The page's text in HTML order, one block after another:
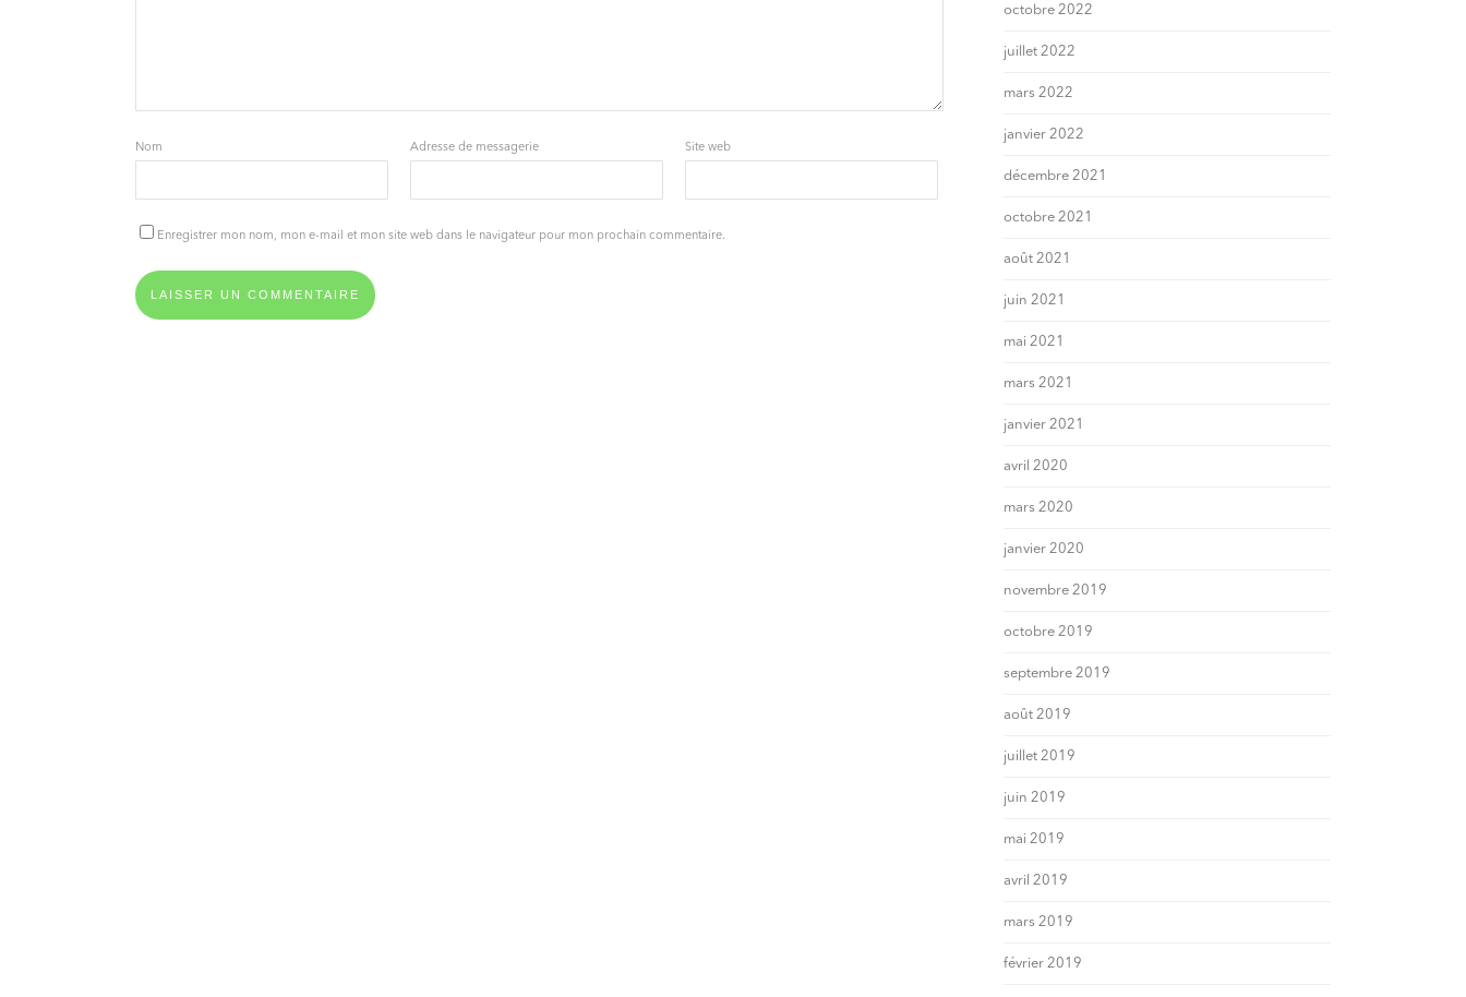
Nom Adresse de messagerie Site web
Enregistrer mon nom, mon e-mail et mon site web dans le navigateur pour mon prochain commentaire.
octobre 2022
juillet 2022
mars 2022
janvier 2022
décembre 2021
octobre 2021
août 2021
juin 2021
mai 2021
mars 2021
janvier 2021
avril 2020
mars 2020
janvier 2020
novembre 2019
octobre 2019
septembre 2019
août 2019
juillet 2019
juin 2019
mai 2019
avril 2019
mars 2019
février 2019